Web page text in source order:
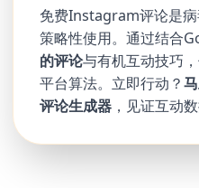
免费Instagram评论是
策略性使用。通过结合
的评论与有机互动技巧
平台算法。立即行动？
评论生成器 ，见证互动